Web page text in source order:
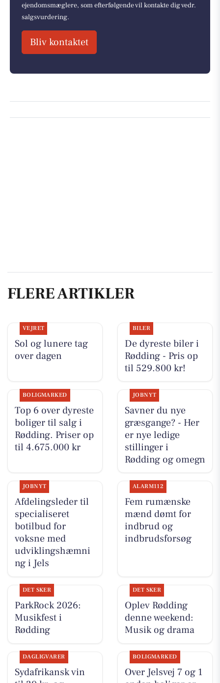
ejendomsmæglere, som efterfølgende vil kontakte dig vedr.
salgsvurdering.
Bliv kontaktet
FLERE ARTIKLER
VEJRET
Sol og lunere tag
over dagen
BILER
De dyreste biler i
Rødding - Pris op
til 529.800 kr!
BOLIGMARKED
Top 6 over dyreste
boliger til salg i
Rødding. Priser op
til 4.675.000 kr
JOBNYT
Savner du nye
græsgange? - Her
er nye ledige
stillinger i
Rødding og omegn
JOBNYT
Afdelingsleder til
specialiseret
botilbud for
voksne med
udviklingshæmni
ng i Jels
ALARM112
Fem rumænske
mænd dømt for
indbrud og
indbrudsforsøg
DET SKER
ParkRock 2026:
Musikfest i
Rødding
DET SKER
Oplev Rødding
denne weekend:
Musik og drama
DAGLIGVARER
Sydafrikansk vin
BOLIGMARKED
Over Jelsvej 7 og 1